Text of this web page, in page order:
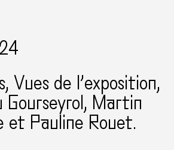
Vues de l’exposition,
Gourseyrol, Martin
et Pauline Rouet.